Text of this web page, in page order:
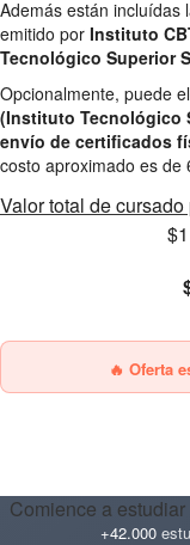
Además están incluídas
emitido por Instituto
Tecnológico Superior
Opcionalmente, puede
(Instituto Tecnológico
envío de certificados
costo aproximado es de
Valor total de cursado
$1
🔥 Oferta
Comience a estudiar
+42.000